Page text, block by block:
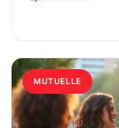
MUTUELLE